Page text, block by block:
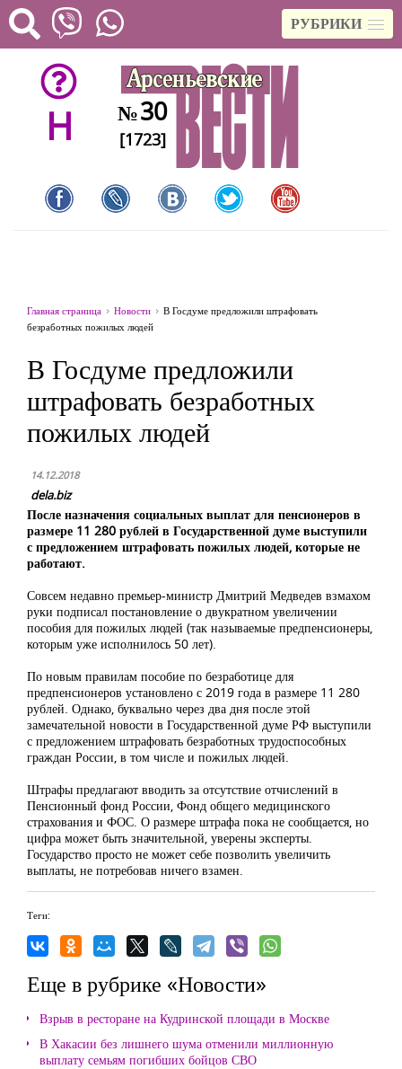
РУБРИКИ
H №30
[1723]
Главная страница Новости
В Госдуме предложили штрафовать
безработных пожилых людей
В Госдуме предложили
штрафовать безработных
пожилых людей
14.12.2018
dela.biz
После назначения социальных выплат для пенсионеров в
размере 11 280 рублей в Государственной думе выступили
с предложением штрафовать пожилых людей, которые не
работают.
Совсем недавно премьер-министр Дмитрий Медведев взмахом
руки подписал постановление о двукратном увеличении
пособия для пожилых людей (так называемые предпенсионеры,
которым уже исполнилось 50 лет).
По новым правилам пособие по безработице для
предпенсионеров установлено с 2019 года в размере 11 280
рублей. Однако, буквально через два дня после этой
замечательной новости в Государственной думе РФ выступили
с предложением штрафовать безработных трудоспособных
граждан России, в том числе и пожилых людей.
Штрафы предлагают вводить за отсутствие отчислений в
Пенсионный фонд России, Фонд общего медицинского
страхования и ФОС. О размере штрафа пока не сообщается, но
цифра может быть значительной, уверены эксперты.
Государство просто не может себе позволить увеличить
выплаты, не потребовав ничего взамен.
Теги:
Еще в рубрике «Новости»
Взрыв в ресторане на Кудринской площади в Москве
В Хакасии без лишнего шума отменили миллионную
выплату семьям погибших бойцов СВО